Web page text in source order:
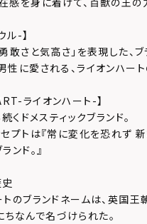
ル-】
敢さと気高さ」を表現した、
に愛される、ライオンハート
ライオンハート-】
くドメスティックブランド。
セプトは『常に変化を恐れず
ンド。』
トのブランドネームは、英国
なんで名づけられた。